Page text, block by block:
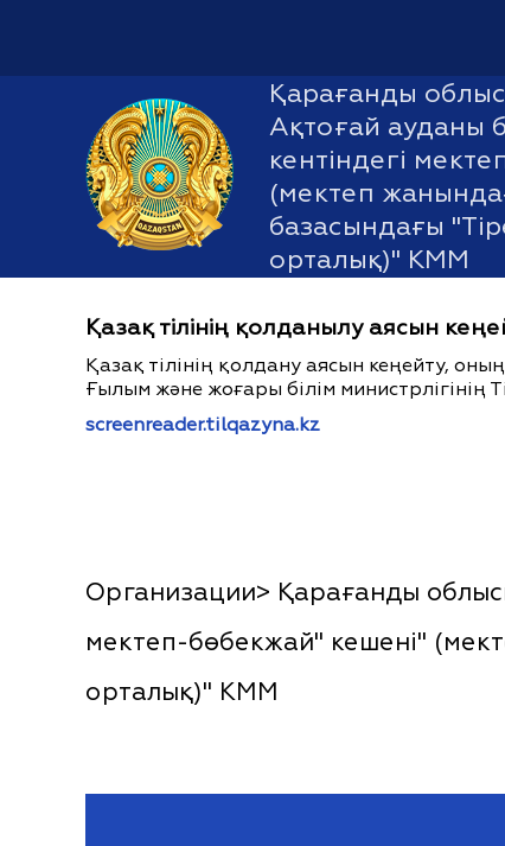
Қарағанды
Ақтоғай ауданы
кентіндегі
(мектеп
базасындағы
орталық)" КММ
Қазақ тілінің қолданылу аясын
Қазақ тілінің қолдану аясын кеңейту,
Ғылым және жоғары білім министрлігінің
screenreader.tilqazyna.kz
Организации> Қарағанды
мектеп-бөбекжай" кешені"
орталық)" КММ